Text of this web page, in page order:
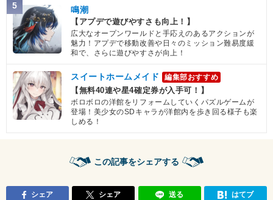
5 鳴潮
【アプデで遊びやすさも向上！】
広大なオープンワールドと手応えのあるアクションが
魅力！アプデで移動改善や日々のミッション難易度緩
和で、さらに遊びやすさが向上！
スイートホームメイド 編集部おすすめ
【無料40連や星4確定券が入手可！】
ボロボロの洋館をリフォームしていくパズルゲームが
登場！美少女のSDキャラが洋館内を歩き回る様子も楽
しめる！
この記事をシェアする
シェア シェア 送る はてブ